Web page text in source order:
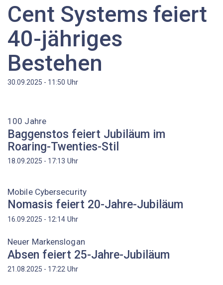
Cent Systems feiert
40-jähriges
Bestehen
30.09.2025 - 11:50 Uhr
100 Jahre
Baggenstos feiert Jubiläum im
Roaring-Twenties-Stil
18.09.2025 - 17:13 Uhr
Mobile Cybersecurity
Nomasis feiert 20-Jahre-Jubiläum
16.09.2025 - 12:14 Uhr
Neuer Markenslogan
Absen feiert 25-Jahre-Jubiläum
21.08.2025 - 17:22 Uhr